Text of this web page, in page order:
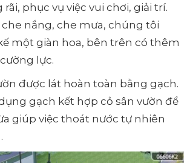
phục vụ việc vui chơi, giải trí.
nắng, che mưa, chúng tôi
một giàn hoa, bên trên có thêm
lực.
được lát hoàn toàn bằng gạch.
gạch kết hợp cỏ sân vườn để
giúp việc thoát nước tự nhiên